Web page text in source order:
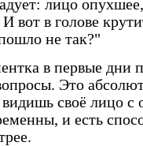
лицо
вот в голове
не так?"
в первые дни
Это
своё лицо с
и есть